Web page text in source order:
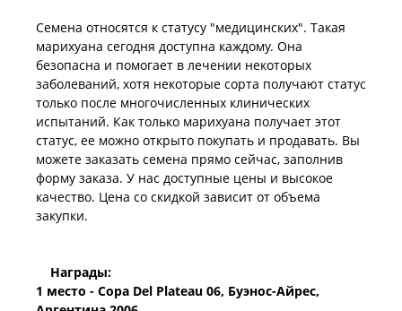
Семена относятся к статусу "медицинских". Такая
марихуана сегодня доступна каждому. Она
безопасна и помогает в лечении некоторых
заболеваний, хотя некоторые сорта получают статус
только после многочисленных клинических
испытаний. Как только марихуана получает этот
статус, ее можно открыто покупать и продавать. Вы
можете заказать семена прямо сейчас, заполнив
форму заказа. У нас доступные цены и высокое
качество. Цена со скидкой зависит от объема
закупки.
Награды:
1 место - Copa Del Plateau 06, Буэнос-Айрес,